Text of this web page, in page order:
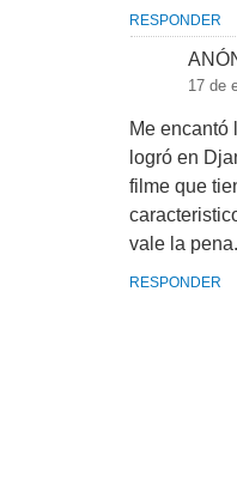
RESPONDER
17 de
Me encantó
logró en
filme que
vale la pena.
RESPONDER